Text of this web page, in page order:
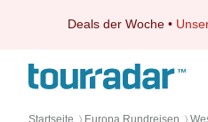
Deals der Woche •
Startseite 〉 Europa Rundreisen 〉